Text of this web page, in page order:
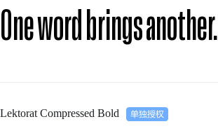
One word brings another.
Lektorat Compressed Bold